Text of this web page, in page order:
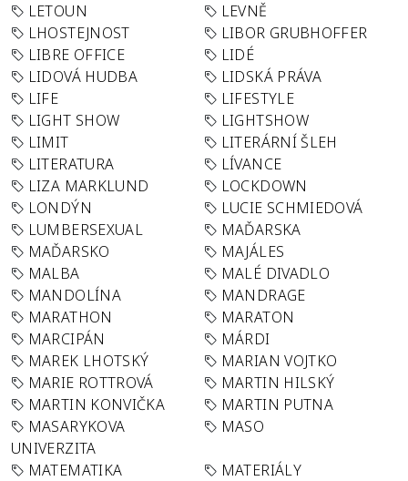
LETOUN
LEVNĚ
LHOSTEJNOST
LIBOR GRUBHOFFER
LIBRE OFFICE
LIDÉ
LIDOVÁ HUDBA
LIDSKÁ PRÁVA
LIFE
LIFESTYLE
LIGHT SHOW
LIGHTSHOW
LIMIT
LITERÁRNÍ ŠLEH
LITERATURA
LÍVANCE
LIZA MARKLUND
LOCKDOWN
LONDÝN
LUCIE SCHMIEDOVÁ
LUMBERSEXUAL
MAĎARSKA
MAĎARSKO
MAJÁLES
MALBA
MALÉ DIVADLO
MANDOLÍNA
MANDRAGE
MARATHON
MARATON
MARCIPÁN
MÁRDI
MAREK LHOTSKÝ
MARIAN VOJTKO
MARIE ROTTROVÁ
MARTIN HILSKÝ
MARTIN KONVIČKA
MARTIN PUTNA
MASARYKOVA
UNIVERZITA
MASO
MATEMATIKA
MATERIÁLY